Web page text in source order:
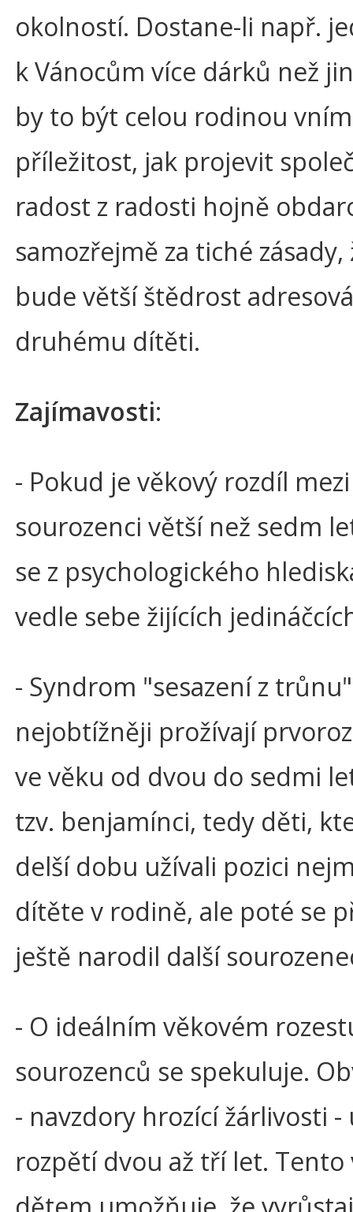
okolností. Dostane-li např.
k Vánocům více dárků než
by to být celou rodinou
příležitost, jak projevit
radost z radosti hojně
samozřejmě za tiché
bude větší štědrost
druhému dítěti.
Zajímavosti:
- Pokud je věkový rozdíl mezi
sourozenci větší než sedm
se z psychologického
vedle sebe žijících
- Syndrom "sesazení z trůnu"
nejobtížněji prožívají
ve věku od dvou do sedmi
tzv. benjamínci, tedy děti,
delší dobu užívali pozici
dítěte v rodině, ale poté se
ještě narodil další
- O ideálním věkovém
sourozenců se spekuluje.
- navzdory hrozící žárlivosti -
rozpětí dvou až tří let. Tento